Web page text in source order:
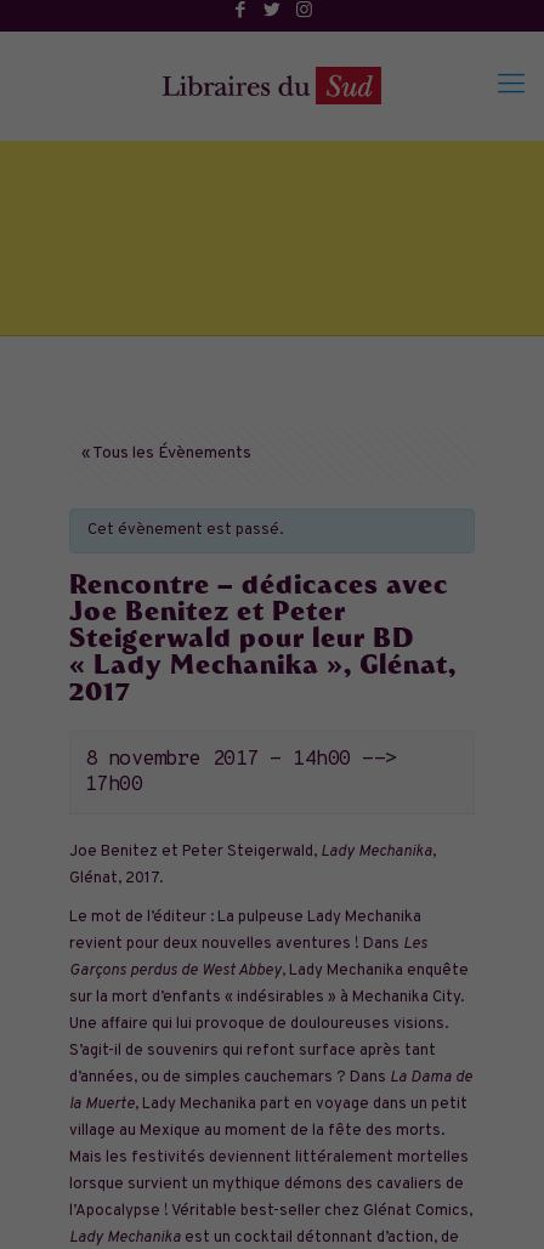
« Tous les Évènements
Cet évènement est passé.
Rencontre – dédicaces avec
Joe Benitez et Peter
Steigerwald pour leur BD
« Lady Mechanika », Glénat,
2017
8 novembre 2017 - 14h00 -->
17h00
Joe Benitez et Peter Steigerwald, Lady Mechanika,
Glénat, 2017.
Le mot de l’éditeur : La pulpeuse Lady Mechanika
revient pour deux nouvelles aventures ! Dans Les
Garçons perdus de West Abbey, Lady Mechanika enquête
sur la mort d’enfants « indésirables » à Mechanika City.
Une affaire qui lui provoque de douloureuses visions.
S’agit-il de souvenirs qui refont surface après tant
d’années, ou de simples cauchemars ? Dans La Dama de
la Muerte, Lady Mechanika part en voyage dans un petit
village au Mexique au moment de la fête des morts.
Mais les festivités deviennent littéralement mortelles
lorsque survient un mythique démons des cavaliers de
l’Apocalypse ! Véritable best-seller chez Glénat Comics,
Lady Mechanikaest un cocktail détonnant d’action, de